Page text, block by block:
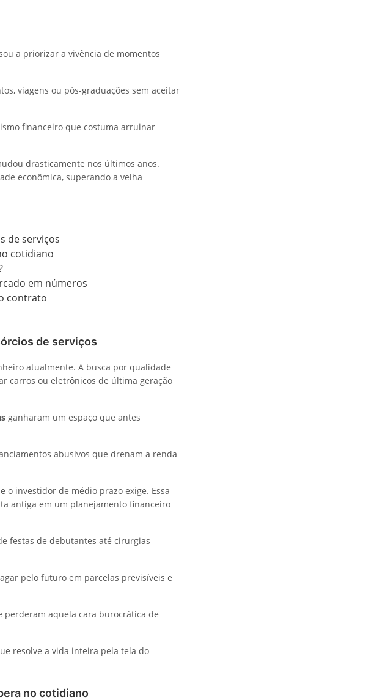
a priorizar a vivência de momentos
viagens ou pós-graduações sem aceitar
financeiro que costuma arruinar
drasticamente nos últimos anos.
econômica, superando a velha
de serviços
cotidiano
em números
contrato
de serviços
atualmente. A busca por qualidade
carros ou eletrônicos de última geração
ganharam um espaço que antes
abusivos que drenam a renda
o investidor de médio prazo exige. Essa
antiga em um planejamento financeiro
festas de debutantes até cirurgias
pelo futuro em parcelas previsíveis e
aquela cara burocrática de
resolve a vida inteira pela tela do
no cotidiano